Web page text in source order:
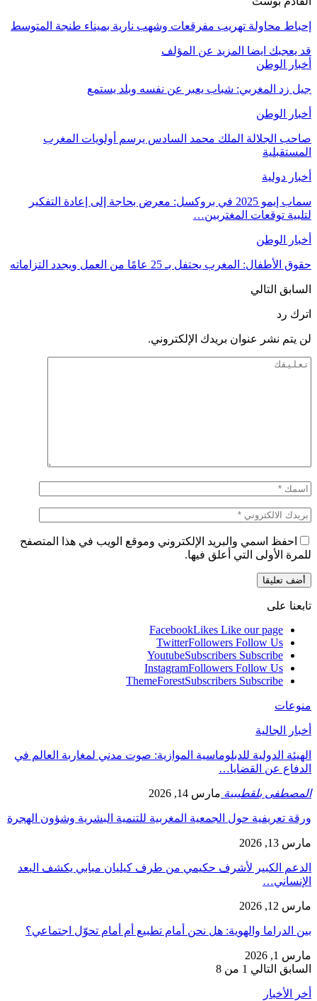
إحباط محاولة تهريب مفرقعات وشهب نارية بميناء طنجة المتوسط
قد يعجبك ايضا المزيد عن المؤلف
أخبار الوطن
جيل زد المغربي: شباب يعبر عن نفسه وبلد يستمع
أخبار الوطن
صاحب الجلالة الملك محمد السادس يرسم أولويات المغرب
المستقبلية
أخبار دولية
سماب إيمو 2025 في بروكسل: معرض بحاجة إلى إعادة التفكير
لتلبية توقعات المغتربين…
أخبار الوطن
حقوق الأطفال: المغرب يحتفل بـ 25 عامًا من العمل ويجدد التزاماته
السابق التالي
اترك رد
لن يتم نشر عنوان بريدك الإلكتروني.
احفظ اسمي والبريد الإلكتروني وموقع الويب في هذا المتصفح
للمرة الأولى التي أعلق فيها.
تابعنا على
FacebookLikes Like our page
TwitterFollowers Follow Us
YoutubeSubscribers Subscribe
InstagramFollowers Follow Us
ThemeForestSubscribers Subscribe
منوعات
أخبار الجالية
الهيئة الدولية للدبلوماسية الموازية: صوت مدني لمغاربة العالم في
الدفاع عن القضايا…
المصطفى بلقطيبية مارس 14, 2026
ورقة تعريفية حول الجمعية المغربية للتنمية البشرية وشؤون الهجرة
مارس 13, 2026
الدعم الكبير لأشرف حكيمي من طرف كيليان مبابي يكشف البعد
الإنساني…
مارس 12, 2026
بين الدراما والهوية: هل نحن أمام تطبيع أم أمام تحوّل اجتماعي؟
مارس 1, 2026
السابق التالي 1 من 8
أخر الأخبار